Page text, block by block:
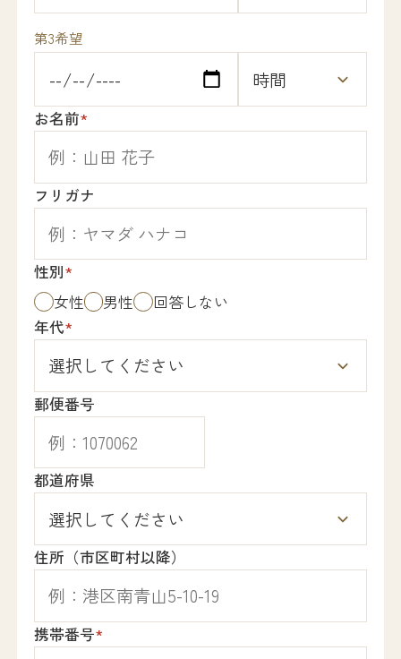
第3希望
お名前*
フリガナ
性別*
女性
男性
回答しない
年代*
郵便番号
都道府県
住所（市区町村以降）
携帯番号*